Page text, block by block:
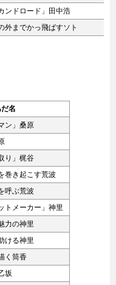
ンドロード」田中浩
外までかっ飛ばすソト
名
ン」桑原
り」梶谷
巻き起こす荒波
呼ぶ荒波
トメーカー」神里
力の神里
ける神里
く筒香
坂